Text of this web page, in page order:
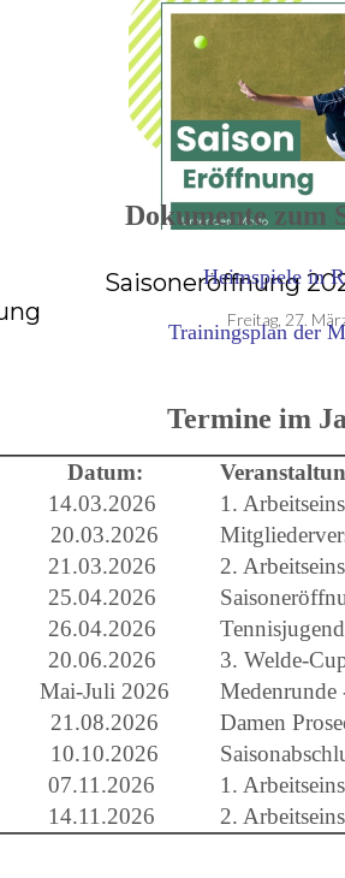
Saisoneröffnung
Freitag, 27.
Dokumente zum
Heimspiele in
Trainingsplan der
Termine im
Datum:
14.03.2026
1.
20.03.2026
21.03.2026
2.
25.04.2026
26.04.2026
20.06.2026
3. Welde-
Mai-Juli 2026
Medenrunde
21.08.2026
Damen
10.10.2026
07.11.2026
1.
14.11.2026
2.